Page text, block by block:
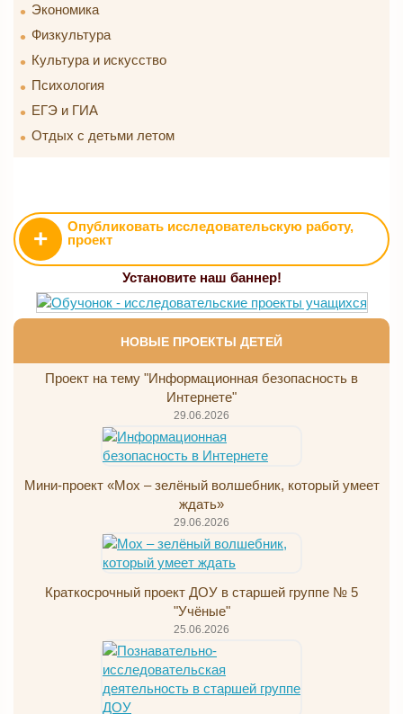
Экономика
Физкультура
Культура и искусство
Психология
ЕГЭ и ГИА
Отдых с детьми летом
+
Опубликовать исследовательскую работу,
проект
Установите наш баннер!
НОВЫЕ ПРОЕКТЫ ДЕТЕЙ
Проект на тему "Информационная безопасность в
Интернете"
29.06.2026
Мини-проект «Мох – зелёный волшебник, который умеет
ждать»
29.06.2026
Краткосрочный проект ДОУ в старшей группе № 5
"Учёные"
25.06.2026